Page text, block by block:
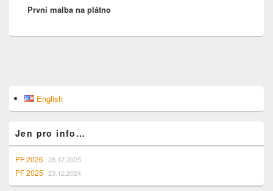
post:
První malba na plátno
Sidebar
Widget
English
Jen pro info…
PF 2026 28.12.2025
PF 2025 23.12.2024